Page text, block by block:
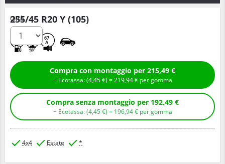
255/45 R20 Y (105)
67
A
Q.tà
Compra con montaggio per 215,49 €
+ Ecotassa: (4,45€ ) =219,94€ per gomma
Compra senza montaggio per 192,49 €
+ Ecotassa: (4,45€ ) = 196,94€ per gomma
4x4 Estate *